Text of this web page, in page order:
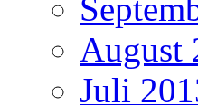
August
Juli